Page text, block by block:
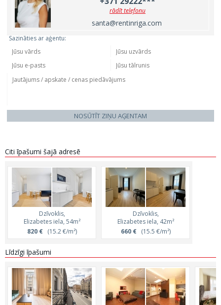
rādīt telefonu
santa@rentinriga.com
Sazināties ar aģentu:
NOSŪTĪT ZIŅU AĢENTAM
Citi īpašumi šajā adresē
Dzīvoklis,
Elizabetes iela, 54m²
820 €(15.2 €/m²)
Dzīvoklis,
Elizabetes iela, 42m²
660 €(15.5 €/m²)
Līdzīgi īpašumi